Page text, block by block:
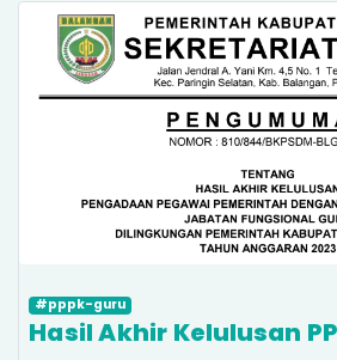
#pppk-guru
Hasil Akhir Kelulusan